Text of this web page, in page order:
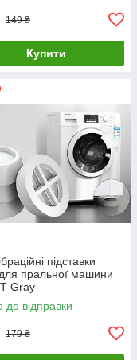
149 ₴
Купити
підставки
пральної машини
Gray
до відправки
179 ₴